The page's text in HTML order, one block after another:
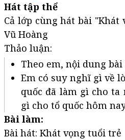
Hát tập thể
Cả lớp cùng hát bài
Vũ Hoàng
Thảo luận:
Theo em, nội dung
Em có suy nghĩ gì về
quốc đã làm gì cho
gì cho tổ quốc hôm
Bài làm:
Bài hát: Khát vọng tuổi trẻ